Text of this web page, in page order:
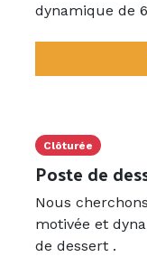
dynamique de
mois et 9
total avec la
saison permet
de produits
Clôturée
Poste de
Nous
motivée et
de dessert .